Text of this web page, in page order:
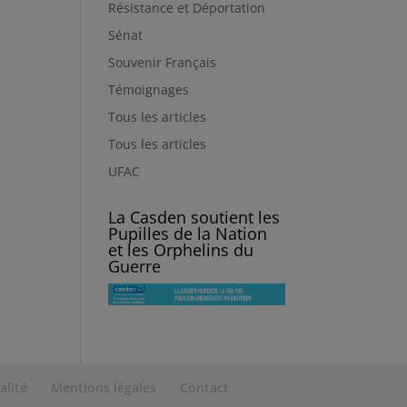
Résistance et Déportation
Sénat
Souvenir Français
Témoignages
Tous les articles
Tous les articles
UFAC
La Casden soutient les
Pupilles de la Nation
et les Orphelins du
Guerre
Mentions légales Contact